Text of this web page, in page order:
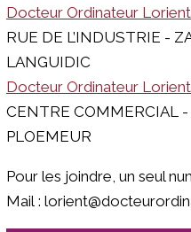
Docteur Ordinateur
RUE DE L’INDUSTRIE -
LANGUIDIC
Docteur Ordinateur
CENTRE COMMERCIAL
PLOEMEUR
Pour les joindre, un seul
Mail :